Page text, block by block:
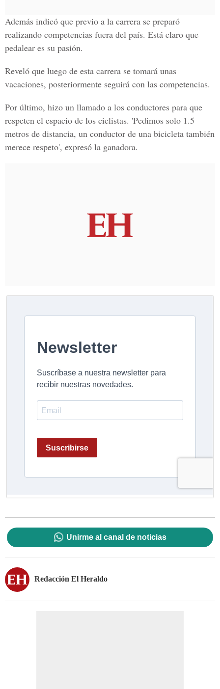
Además indicó que previo a la carrera se preparó
realizando competencias fuera del país. Está claro que
pedalear es su pasión.
Reveló que luego de esta carrera se tomará unas
vacaciones, posteriormente seguirá con las competencias.
Por último, hizo un llamado a los conductores para que
respeten el espacio de los ciclistas. 'Pedimos solo 1.5
metros de distancia, un conductor de una bicicleta también
merece respeto', expresó la ganadora.
Unirme al canal de noticias
Redacción El Heraldo